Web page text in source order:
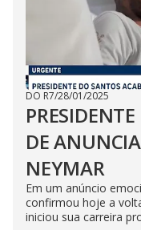
DO R7/28/01/2025
DE
NEYMAR
Em um anúncio
confirmou hoje a
iniciou sua carreira